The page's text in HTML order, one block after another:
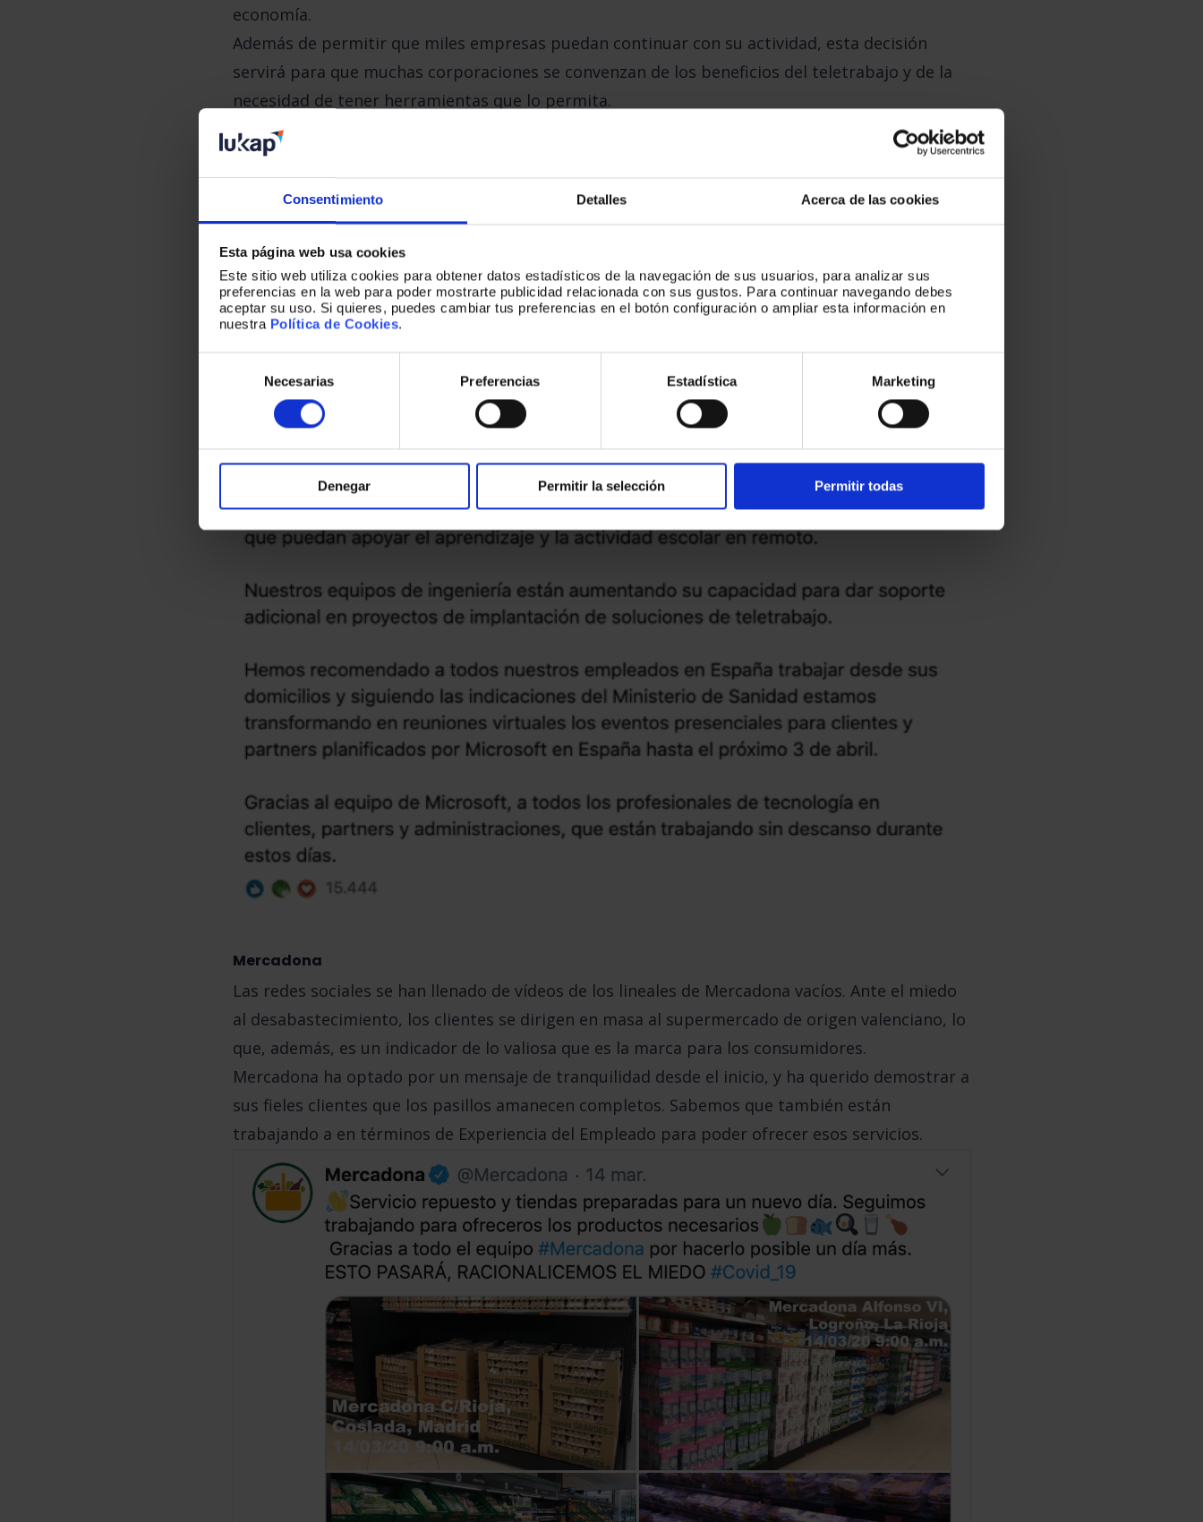
Consentimiento Detalles Acerca de las cookies
Esta página web usa cookies
Este sitio web utiliza cookies para obtener datos estadísticos de la navegación de sus usuarios, para analizar sus
preferencias en la web para poder mostrarte publicidad relacionada con sus gustos. Para continuar navegando debes
aceptar su uso. Si quieres, puedes cambiar tus preferencias en el botón configuración o ampliar esta información en
nuestra Política de Cookies.
Necesarias Preferencias Estadística Marketing
Denegar Permitir la selección Permitir todas
economía.
Además de permitir que miles empresas puedan continuar con su actividad, esta decisión
servirá para que muchas corporaciones se convenzan de los beneficios del teletrabajo y de la
necesidad de tener herramientas que lo permita.
Mercadona
Las redes sociales se han llenado de vídeos de los lineales de Mercadona vacíos. Ante el miedo
al desabastecimiento, los clientes se dirigen en masa al supermercado de origen valenciano, lo
que, además, es un indicador de lo valiosa que es la marca para los consumidores.
Mercadona ha optado por un mensaje de tranquilidad desde el inicio, y ha querido demostrar a
sus fieles clientes que los pasillos amanecen completos. Sabemos que también están
trabajando a en términos de Experiencia del Empleado para poder ofrecer esos servicios.